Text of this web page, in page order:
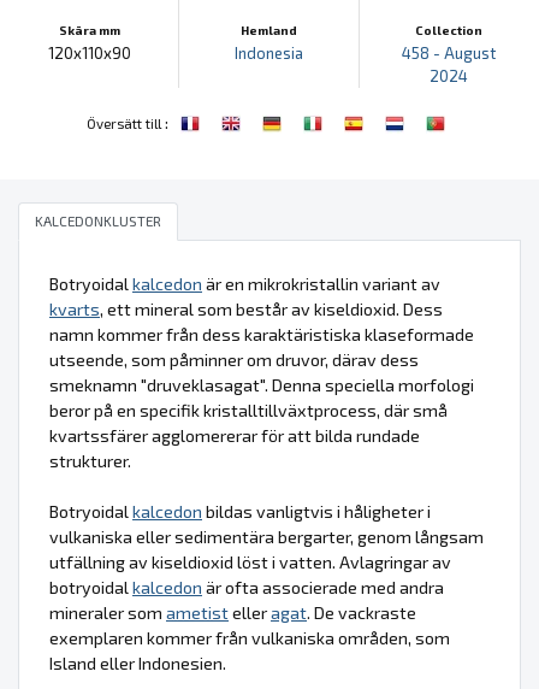
Skära mm
120x110x90
Hemland
Indonesia
Collection
458 - August
2024
Översätt till :
KALCEDONKLUSTER
Botryoidal kalcedon är en mikrokristallin variant av
kvarts, ett mineral som består av kiseldioxid. Dess
namn kommer från dess karaktäristiska klaseformade
utseende, som påminner om druvor, därav dess
smeknamn "druveklasagat". Denna speciella morfologi
beror på en specifik kristalltillväxtprocess, där små
kvartssfärer agglomererar för att bilda rundade
strukturer.
Botryoidal kalcedon bildas vanligtvis i håligheter i
vulkaniska eller sedimentära bergarter, genom långsam
utfällning av kiseldioxid löst i vatten. Avlagringar av
botryoidal kalcedon är ofta associerade med andra
mineraler som ametistelleragat. De vackraste
exemplaren kommer från vulkaniska områden, som
Island eller Indonesien.